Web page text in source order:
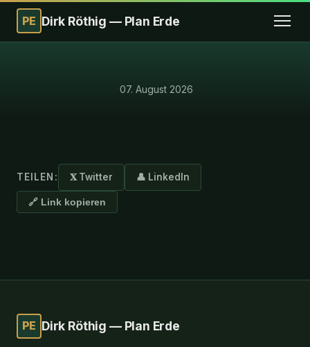
PE Dirk Röthig — Plan Erde
·07. August 2026
TEILEN: 𝐗 Twitter 👤 LinkedIn
🔗 Link kopieren
PE Dirk Röthig — Plan Erde